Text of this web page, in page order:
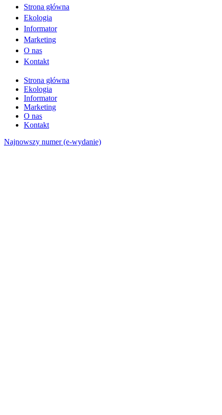
Strona główna
Ekologia
Informator
Marketing
O nas
Kontakt
Strona główna
Ekologia
Informator
Marketing
O nas
Kontakt
Najnowszy numer (e-wydanie)